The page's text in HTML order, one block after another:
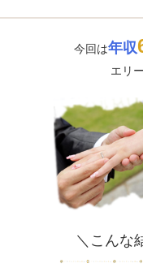
今回は年収
エリ
＼こんな